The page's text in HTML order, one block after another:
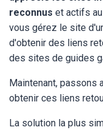
reconnus et actifs
vous gérez le site
d'obtenir des liens
des sites de guides
Maintenant, passons
obtenir ces liens
La solution la plus